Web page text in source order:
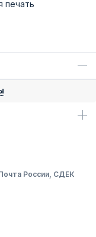
печать
России, СДЕК